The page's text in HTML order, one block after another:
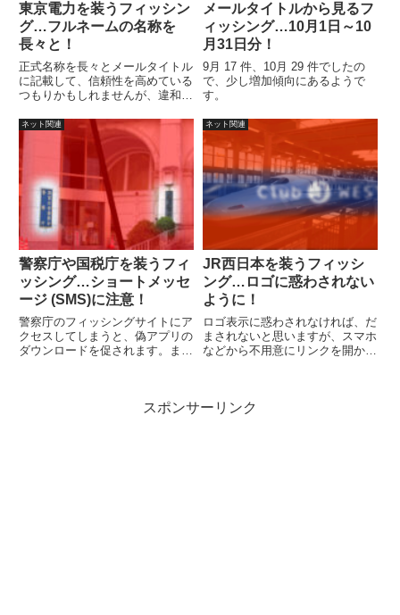
東京電力を装うフィッシン
グ…フルネームの名称を
長々と！
正式名称を長々とメールタイトル
に記載して、信頼性を高めている
つもりかもしれませんが、違和感
メールタイトルから見るフ
ィッシング…10月1日～10
月31日分！
9月 17 件、10月 29 件でしたの
で、少し増加傾向にあるようで
す。
ネット関連
警察庁や国税庁を装うフィ
ッシング…ショートメッセ
ージ (SMS)に注意！
警察庁のフィッシングサイトにア
クセスしてしまうと、偽アプリの
ダウンロードを促されます。ま
ネット関連
JR西日本を装うフィッシ
ング…ロゴに惑わされない
ように！
ロゴ表示に惑わされなければ、だ
まされないと思いますが、スマホ
などから不用意にリンクを開かな
スポンサーリンク